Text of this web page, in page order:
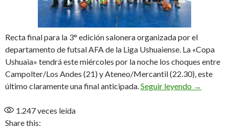
Recta final para la 3° edición salonera organizada por el
departamento de futsal AFA de la Liga Ushuaiense. La «Copa
Ushuaia» tendrá este miércoles por la noche los choques entre
Campolter/Los Andes (21) y Ateneo/Mercantil (22.30), este
último claramente una final anticipada.Seguir leyendo Momento
→
1.247veces leída
Share this: